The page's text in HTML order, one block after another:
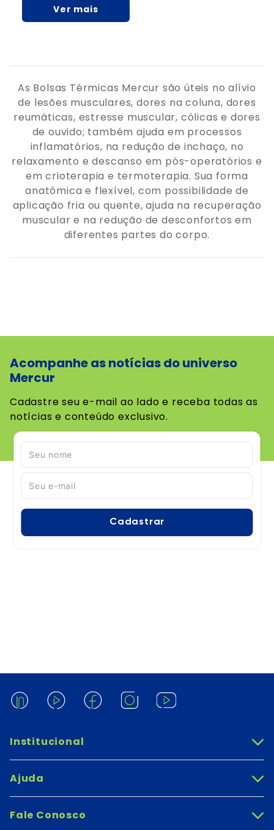
Ver mais
As Bolsas Térmicas Mercur são úteis no alívio
de lesões musculares, dores na coluna, dores
reumáticas, estresse muscular, cólicas e dores
de ouvido; também ajuda em processos
inflamatórios, na redução de inchaço, no
relaxamento e descanso em pós-operatórios e
em crioterapia e termoterapia. Sua forma
anatômica e flexível, com possibilidade de
aplicação fria ou quente, ajuda na recuperação
muscular e na redução de desconfortos em
diferentes partes do corpo.
Acompanhe as notícias do universo
Mercur
Cadastre seu e-mail ao lado e receba todas as
notícias e conteúdo exclusivo.
Cadastrar
Institucional +
Ajuda +
Fale Conosco +